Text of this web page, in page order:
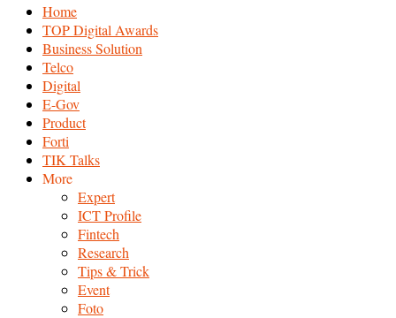
Home
TOP Digital Awards
Business Solution
Telco
Digital
E-Gov
Product
Forti
TIK Talks
More
Expert
ICT Profile
Fintech
Research
Tips & Trick
Event
Foto